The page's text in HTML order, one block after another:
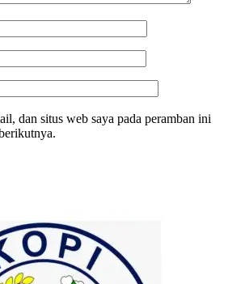
dan situs web saya pada peramban ini